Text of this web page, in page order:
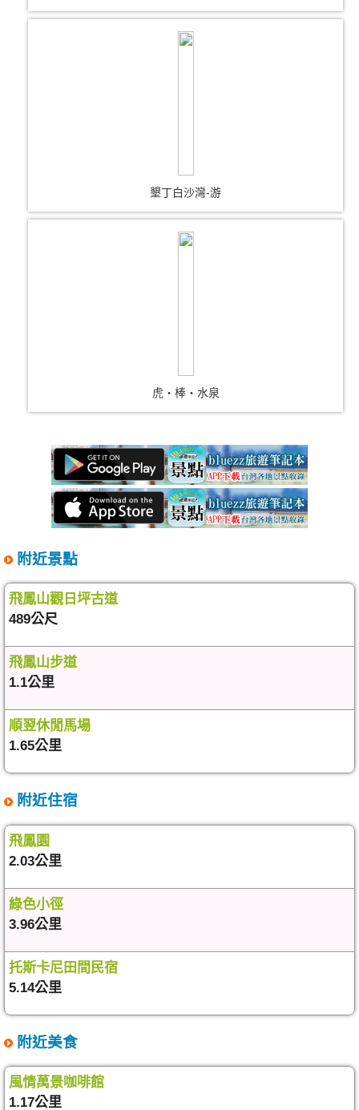
墾丁白沙灣-游
虎‧棒‧水泉
附近景點
飛鳳山觀日坪古道
489公尺
飛鳳山步道
1.1公里
順翌休閒馬場
1.65公里
附近住宿
飛鳳園
2.03公里
綠色小徑
3.96公里
托斯卡尼田間民宿
5.14公里
附近美食
風情萬景咖啡館
1.17公里